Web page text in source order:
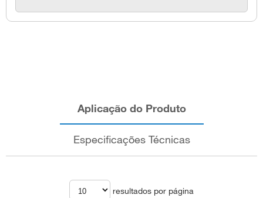
Aplicação do Produto
Especificações Técnicas
resultados por página